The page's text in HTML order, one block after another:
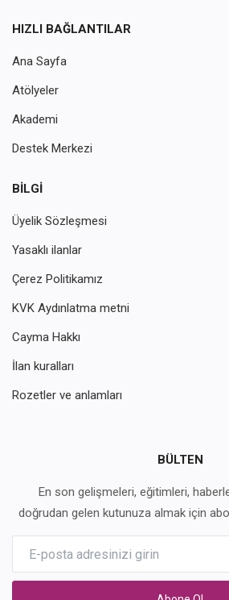
HIZLI BAĞLANTILAR
Ana Sayfa
Atölyeler
Akademi
Destek Merkezi
BILGI
Üyelik Sözleşmesi
Yasaklı ilanlar
Çerez Politikamız
KVK Aydınlatma metni
Cayma Hakkı
İlan kuralları
Rozetler ve anlamları
BÜLTEN
En son gelişmeleri, eğitimleri,
doğrudan gelen kutunuza almak için